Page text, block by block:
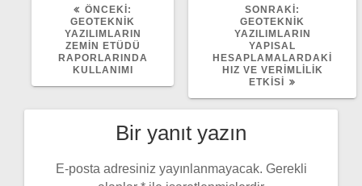
ÖNCEKI:
YAZI:
GEOTEKNIK
YAZILIMLARIN
ZEMIN ETÜDÜ
RAPORLARINDA
KULLANIMI
SONRAKI:
YAZI:
GEOTEKNIK
YAZILIMLARIN
YAPISAL
HESAPLAMALARDAKI
HIZ VE VERIMLILIK
ETKISI
Bir yanıt yazın
E-posta adresiniz yayınlanmayacak. Gerekli